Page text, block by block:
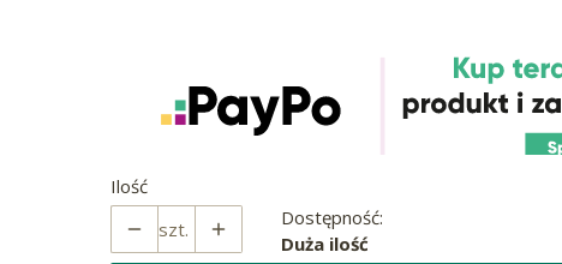
Ilość
szt.
Dostępność:
Duża ilość